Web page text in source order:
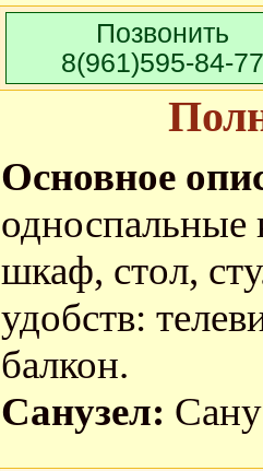
Позвонить
8(961)595-84-77
Основное
односпальные
шкаф, стол,
удобств:
балкон.
Санузел: